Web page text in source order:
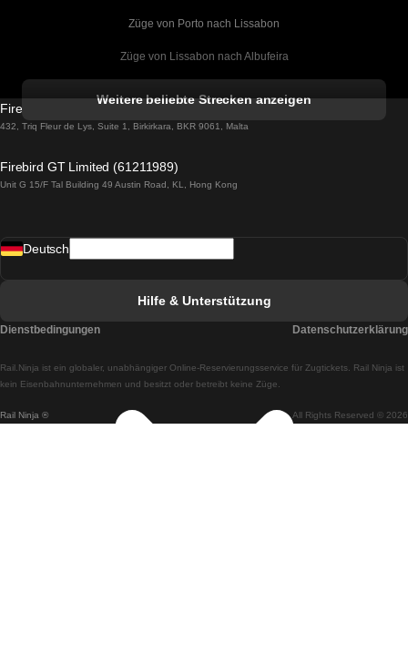
Züge von Porto nach Lissabon
Züge von Lissabon nach Albufeira
Züge von Lissabon nach Lagos
Züge von Lissabon nach Madrid
Züge von Lissabon nach Braga
Züge von Braga nach Lissabon
Weitere beliebte Strecken anzeigen
Firebird GT Limited (OC 1451)
432, Triq Fleur de Lys, Suite 1, Birkirkara, BKR 9061, Malta
Firebird GT Limited (61211989)
Unit G 15/F Tal Building 49 Austin Road, KL, Hong Kong
Rail Ninja ® All Rights Reserved © 2026
Rail.Ninja ist ein globaler, unabhängiger Online-Reservierungsservice für Zugtickets. Rail Ninja ist
kein Eisenbahnunternehmen und besitzt oder betreibt keine Züge.
Deutsch
Hilfe & Unterstützung
Dienstbedingungen Datenschutzerklärung